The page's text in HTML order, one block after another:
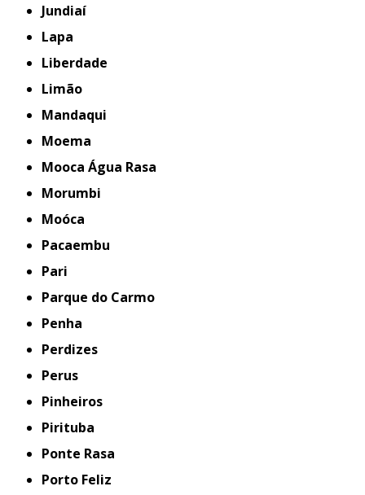
Jundiaí
Lapa
Liberdade
Limão
Mandaqui
Moema
Mooca Água Rasa
Morumbi
Moóca
Pacaembu
Pari
Parque do Carmo
Penha
Perdizes
Perus
Pinheiros
Pirituba
Ponte Rasa
Porto Feliz